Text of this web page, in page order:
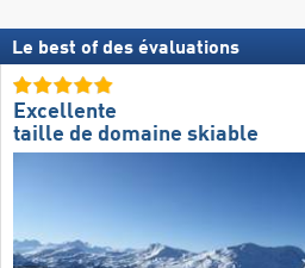
Le best of des évaluations
Excellente
taille de domaine skiable